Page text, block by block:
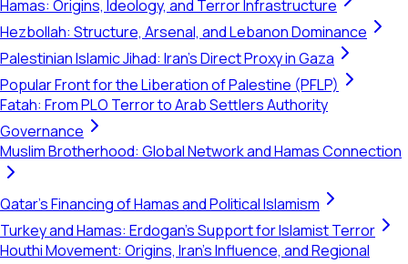
Hamas: Origins, Ideology, and Terror Infrastructure
Hezbollah: Structure, Arsenal, and Lebanon Dominance
Palestinian Islamic Jihad: Iran's Direct Proxy in Gaza
Popular Front for the Liberation of Palestine (PFLP)
Fatah: From PLO Terror to Arab Settlers Authority
Governance
Muslim Brotherhood: Global Network and Hamas Connection
Qatar's Financing of Hamas and Political Islamism
Turkey and Hamas: Erdogan's Support for Islamist Terror
Houthi Movement: Origins, Iran's Influence, and Regional